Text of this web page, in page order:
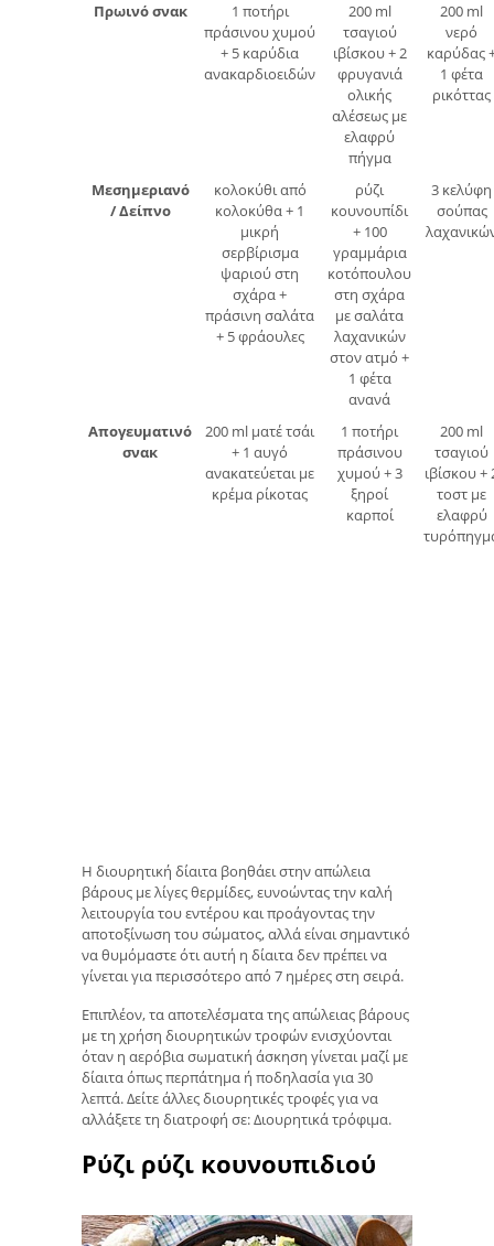
Πρωινό σνακ
1 ποτήρι
πράσινου χυμού
+ 5 καρύδια
ανακαρδιοειδών
200 ml
τσαγιού
ιβίσκου + 2
φρυγανιά
ολικής
αλέσεως με
ελαφρύ
πήγμα
200 ml
νερό
καρύδας
1 φέτα
ρικόττας
Μεσημεριανό
/ Δείπνο
κολοκύθι από
κολοκύθα + 1
μικρή
σερβίρισμα
ψαριού στη
σχάρα +
πράσινη σαλάτα
+ 5 φράουλες
ρύζι
κουνουπίδι
+ 100
γραμμάρια
κοτόπουλου
στη σχάρα
με σαλάτα
λαχανικών
στον ατμό +
1 φέτα
ανανά
3 κελύφη
σούπας
Απογευματινό
σνακ
200 ml ματέ τσάι
+ 1 αυγό
ανακατεύεται με
κρέμα ρίκοτας
1 ποτήρι
πράσινου
χυμού + 3
ξηροί
καρποί
200 ml
τσαγιού
ιβίσκου +
τοστ με
ελαφρύ
Η διουρητική δίαιτα βοηθάει στην απώλεια
βάρους με λίγες θερμίδες, ευνοώντας την καλή
λειτουργία του εντέρου και προάγοντας την
αποτοξίνωση του σώματος, αλλά είναι σημαντικό
να θυμόμαστε ότι αυτή η δίαιτα δεν πρέπει να
γίνεται για περισσότερο από 7 ημέρες στη σειρά.
Επιπλέον, τα αποτελέσματα της απώλειας βάρους
με τη χρήση διουρητικών τροφών ενισχύονται
όταν η αερόβια σωματική άσκηση γίνεται μαζί με
δίαιτα όπως περπάτημα ή ποδηλασία για 30
λεπτά. Δείτε άλλες διουρητικές τροφές για να
αλλάξετε τη διατροφή σε: Διουρητικά τρόφιμα.
Ρύζι ρύζι κουνουπιδιού